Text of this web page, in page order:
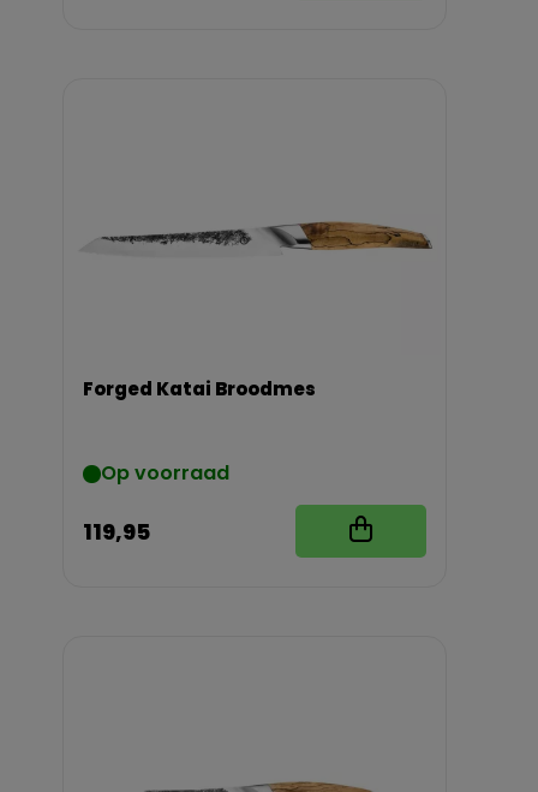
Forged Katai Broodmes
Op voorraad
119,95